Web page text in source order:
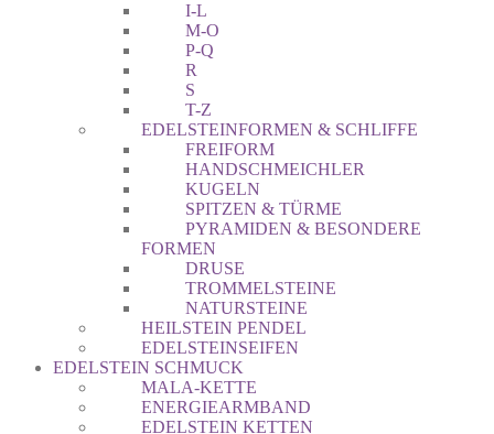
I-L
M-O
P-Q
R
S
T-Z
EDELSTEINFORMEN & SCHLIFFE
FREIFORM
HANDSCHMEICHLER
KUGELN
SPITZEN & TÜRME
PYRAMIDEN & BESONDERE
FORMEN
DRUSE
TROMMELSTEINE
NATURSTEINE
HEILSTEIN PENDEL
EDELSTEINSEIFEN
EDELSTEIN SCHMUCK
MALA-KETTE
ENERGIEARMBAND
EDELSTEIN KETTEN